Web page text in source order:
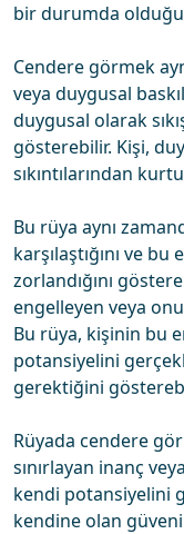
bir durumda
Cendere görmek
veya duygusal
duygusal olarak
gösterebilir. Kişi,
sıkıntılarından
Bu rüya aynı
karşılaştığını ve
zorlandığını
engelleyen veya
Bu rüya, kişinin bu
potansiyelini
gerektiğini
Rüyada cendere
sınırlayan inanç
kendi potansiyelini
kendine olan